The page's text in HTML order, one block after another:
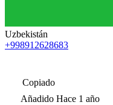
Uzbekistán
+998912628683
Copiado
Añadido Hace 1 año